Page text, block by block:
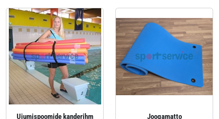
Ujumispoomide kanderihm Joogamatto